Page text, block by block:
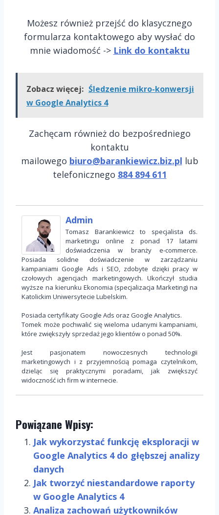
Możesz również przejść do klasycznego
formularza kontaktowego aby wysłać do
mnie wiadomość -> Link do kontaktu
Zobacz więcej: Śledzenie mikro-konwersji
w Google Analytics 4
Zachęcam również do bezpośredniego
kontaktu
mailowego biuro@barankiewicz.biz.pl lub
telefonicznego 884 894 611
Admin
Tomasz Barankiewicz to specjalista ds.
marketingu online z ponad 17 latami
doświadczenia w branży e-commerce.
Posiada solidne doświadczenie w zarządzaniu
kampaniami Google Ads i SEO, zdobyte dzięki pracy w
czołowych agencjach marketingowych. Ukończył studia
wyższe na kierunku Ekonomia (specjalizacja Marketing) na
Katolickim Uniwersytecie Lubelskim.
Posiada certyfikaty Google Ads oraz Google Analytics.
Tomek może pochwalić się wieloma udanymi kampaniami,
które zwiększyły sprzedaż jego klientów o ponad 50%.
Jest pasjonatem nowoczesnych technologii
marketingowych i z przyjemnością pomaga czytelnikom,
dzieląc się praktycznymi poradami, jak zwiększyć
widoczność ich firm w internecie.
Powiązane Wpisy:
Jak wykorzystać funkcję eksploracji w
Google Analytics 4 do głębszej analizy
danych
Jak tworzyć niestandardowe raporty
w Google Analytics 4
Analiza zachowań użytkowników